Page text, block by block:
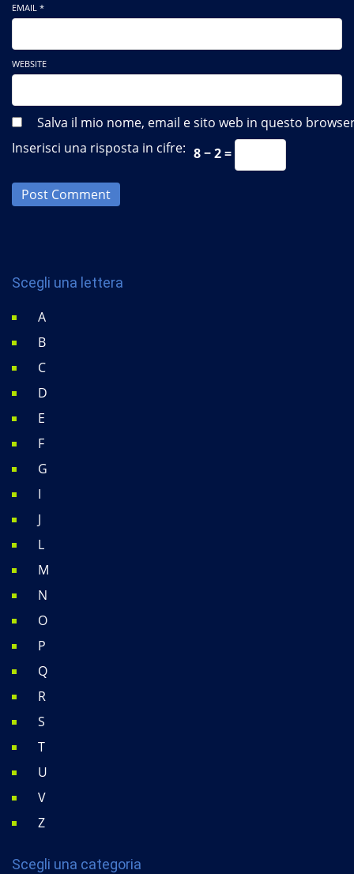
EMAIL *
WEBSITE
Salva il mio nome, email e sito web in questo
Inserisci una risposta in cifre: 8 − 2 =
Post Comment
Scegli una lettera
A
B
C
D
E
F
G
I
J
L
M
N
O
P
Q
R
S
T
U
V
Z
Scegli una categoria